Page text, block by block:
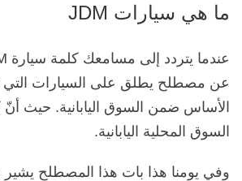
ما هي سيارات JDM
عن مصطلح يطلق على السيارات التي
السوق المحلية اليابانية.
وفي يومنا هذا بات هذا المصطلح